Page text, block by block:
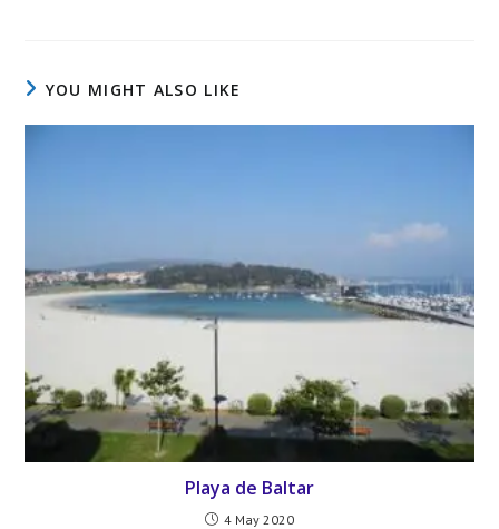
YOU MIGHT ALSO LIKE
Playa de Baltar
4 May 2020